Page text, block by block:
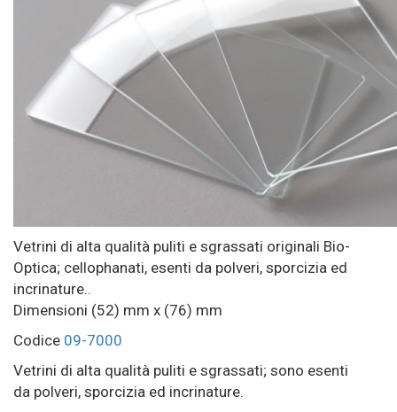
Vetrini di alta qualità puliti e sgrassati originali Bio-
Optica; cellophanati, esenti da polveri, sporcizia ed
incrinature..
Dimensioni (52) mm x (76) mm
Codice 09-7000
Vetrini di alta qualità puliti e sgrassati; sono esenti
da polveri, sporcizia ed incrinature.